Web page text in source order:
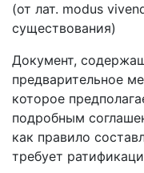
(от лат. modus
существования)
Документ,
предварительное
которое
подробным
как правило
требует